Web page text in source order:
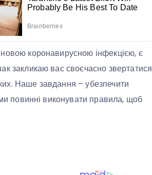
коронавирусною інфекцією, є
закликаю вас своєчасно звертатися
Наше завдання – убезпечити
повинні виконувати правила, щоб